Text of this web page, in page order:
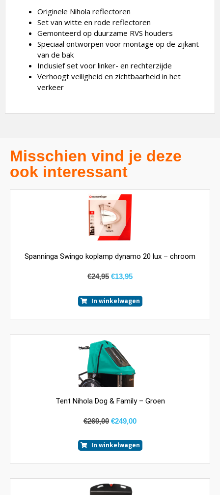
Originele Nihola reflectoren
Set van witte en rode reflectoren
Gemonteerd op duurzame RVS houders
Speciaal ontworpen voor montage op de zijkant
van de bak
Inclusief set voor linker- en rechterzijde
Verhoogt veiligheid en zichtbaarheid in het
verkeer
Misschien vind je deze
ook interessant
Spanninga Swingo koplamp dynamo 20 lux – chroom
€24,95 €13,95
In winkelwagen
Tent Nihola Dog & Family – Groen
€269,00 €249,00
In winkelwagen